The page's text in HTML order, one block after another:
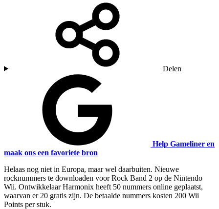
Delen
Help Gameliner en
maak ons een favoriete bron
Helaas nog niet in Europa, maar wel daarbuiten. Nieuwe
rocknummers te downloaden voor Rock Band 2 op de Nintendo
Wii. Ontwikkelaar Harmonix heeft 50 nummers online geplaatst,
waarvan er 20 gratis zijn. De betaalde nummers kosten 200 Wii
Points per stuk.